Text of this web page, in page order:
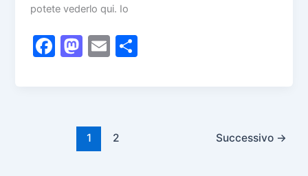
potete vederlo qui. Io
F
M
d
o
E
1 2 Successivo →